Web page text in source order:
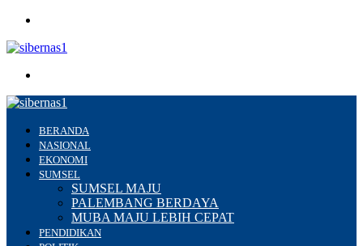
BERANDA
NASIONAL
EKONOMI
SUMSEL
SUMSEL MAJU
PALEMBANG BERDAYA
MUBA MAJU LEBIH CEPAT
PENDIDIKAN